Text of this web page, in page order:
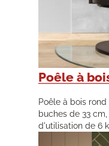
Poêle à
Poêle à bois
buches de 33
d'utilisation de 6